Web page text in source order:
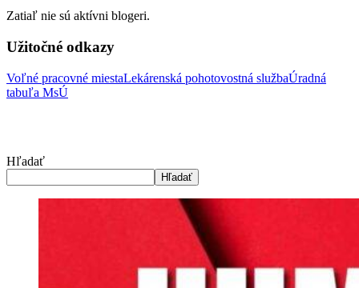
Zatiaľ nie sú aktívni blogeri.
Užitočné odkazy
Voľné pracovné miestaLekárenská pohotovostná službaÚradná
tabuľa MsÚ
Hľadať
Hľadať